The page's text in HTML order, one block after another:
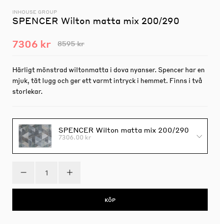
INHOUSE GROUP
SPENCER Wilton matta mix 200/290
7306 kr 8595 kr
Härligt mönstrad wiltonmatta i dova nyanser. Spencer har en
mjuk, tät lugg och ger ett varmt intryck i hemmet. Finns i två
storlekar.
SPENCER Wilton matta mix 200/290
7306.00 kr
KÖP